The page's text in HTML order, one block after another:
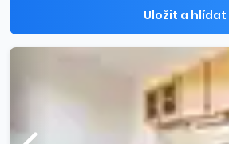
Prodej s Reas.cz
Ceny prodaných
Uložit a hlídat